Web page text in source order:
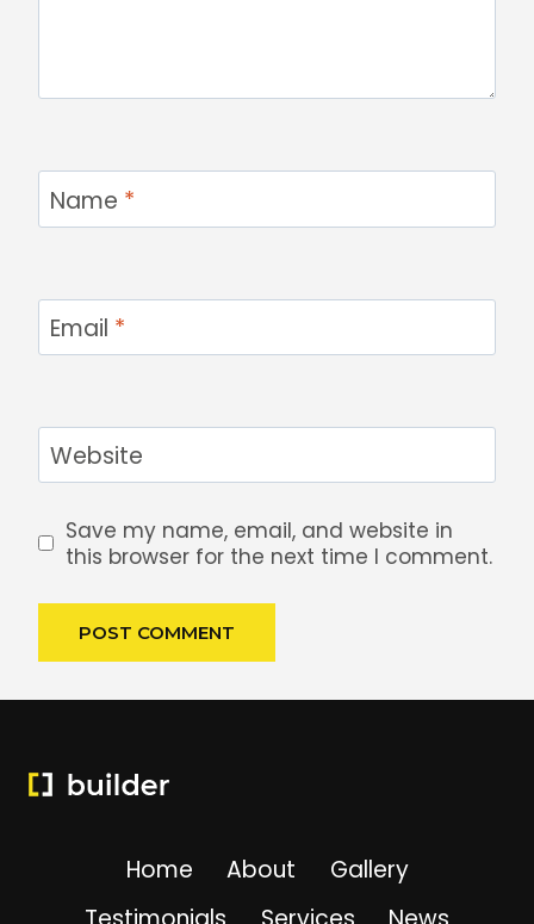
Name *
Email *
Website
Save my name, email, and website in
this browser for the next time I comment.
Home About
Gallery